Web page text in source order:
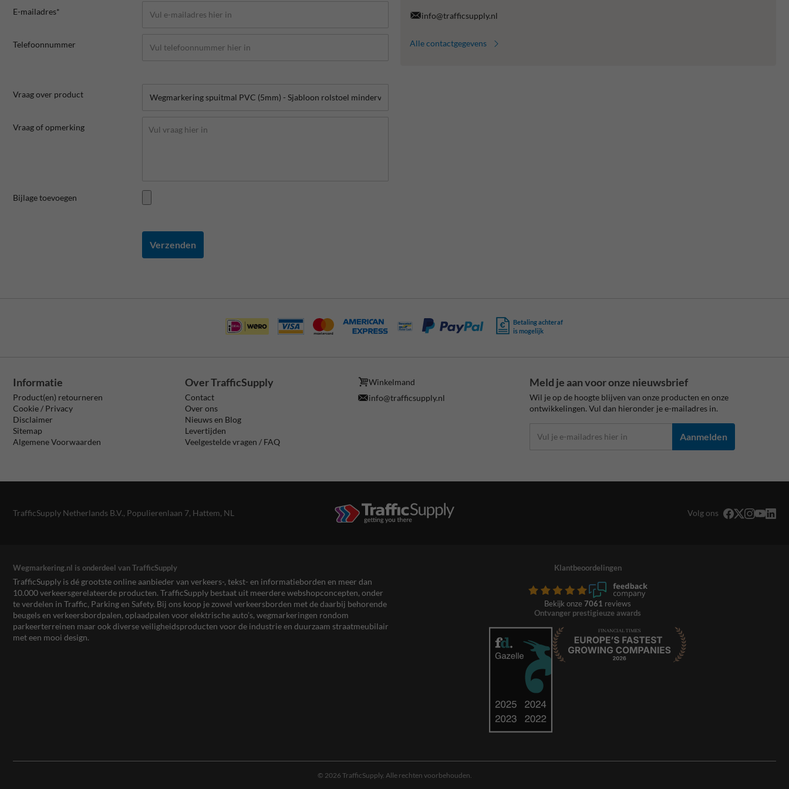
E-mailadres*
Telefoonnummer
Vraag over product
Vraag of opmerking
Bijlage toevoegen
Verzenden
info@trafficsupply.nl
Alle contactgegevens
Betaling achteraf
is mogelijk
Informatie
Product(en) retourneren
Cookie / Privacy
Disclaimer
Sitemap
Algemene Voorwaarden
Over TrafficSupply
Contact
Over ons
Nieuws en Blog
Levertijden
Veelgestelde vragen / FAQ
Winkelmand
info@trafficsupply.nl
Meld je aan voor onze nieuwsbrief
Wil je op de hoogte blijven van onze producten en onze
ontwikkelingen. Vul dan hieronder je e-mailadres in.
Aanmelden
TrafficSupply Netherlands B.V., Populierenlaan 7, Hattem, NL Volg ons
Wegmarkering.nl is onderdeel van TrafficSupply
TrafficSupply is dé grootste online aanbieder van verkeers-, tekst- en informatieborden en meer dan
10.000 verkeersgerelateerde producten. TrafficSupply bestaat uit meerdere webshopconcepten, onder
te verdelen in Traffic, Parking en Safety. Bij ons koop je zowel verkeersborden met de daarbij behorende
beugels en verkeersbordpalen, oplaadpalen voor elektrische auto’s, wegmarkeringen rondom
parkeerterreinen maar ook diverse veiligheidsproducten voor de industrie en duurzaam straatmeubilair
met een mooi design.
Klantbeoordelingen
Bekijk onze 7061 reviews
Ontvanger prestigieuze awards
© 2026 TrafficSupply. Alle rechten voorbehouden.